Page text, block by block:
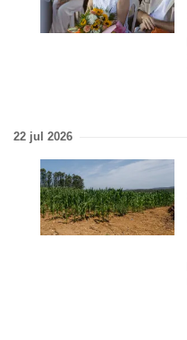
22 jul 2026